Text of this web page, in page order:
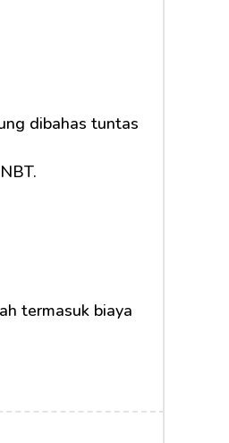
dibahas tuntas
termasuk biaya